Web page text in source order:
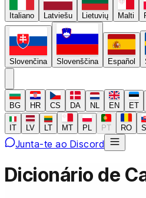
Italiano Latviešu Lietuvių Malti
Slovenčina Slovenščina Español
BG HR CS DA NL EN ET
IT LV LT MT PL PT RO
Junta-te ao Discord
Dicionário de